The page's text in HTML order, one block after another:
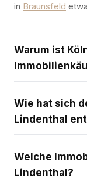
in Braunsfeld
Warum ist
Wie hat sich
Lindenthal
Welche
Lindenthal?